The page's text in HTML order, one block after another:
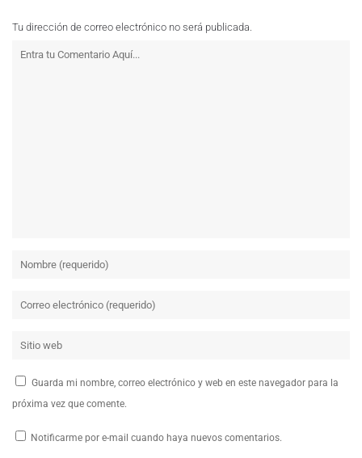
Tu dirección de correo electrónico no será publicada.
Guarda mi nombre, correo electrónico y web en este navegador para la
próxima vez que comente.
Notificarme por e-mail cuando haya nuevos comentarios.